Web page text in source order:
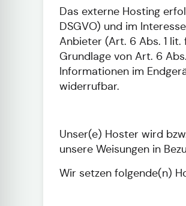
Das externe Hosting
DSGVO) und im
Anbieter (Art. 6 Abs. 1
Grundlage von Art. 6
Informationen im
widerrufbar.
Unser(e) Hoster wird
unsere Weisungen in
Wir setzen folgende(n)